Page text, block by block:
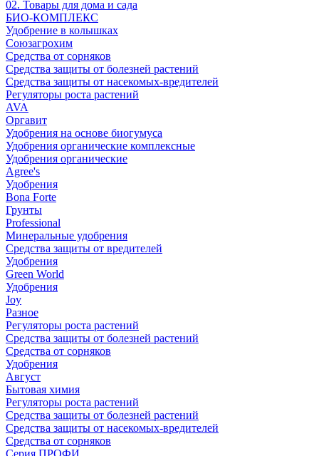
02. Товары для дома и сада
БИО-КОМПЛЕКС
Удобрение в колышках
Союзагрохим
Средства от сорняков
Средства защиты от болезней растений
Средства защиты от насекомых-вредителей
Регуляторы роста растений
AVA
Оргавит
Удобрения на основе биогумуса
Удобрения органические комплексные
Удобрения органические
Agree's
Удобрения
Bona Forte
Грунты
Professional
Минеральные удобрения
Средства защиты от вредителей
Удобрения
Green World
Удобрения
Joy
Разное
Регуляторы роста растений
Средства защиты от болезней растений
Средства от сорняков
Удобрения
Август
Бытовая химия
Регуляторы роста растений
Средства защиты от болезней растений
Средства защиты от насекомых-вредителей
Средства от сорняков
Серия ПРОФИ